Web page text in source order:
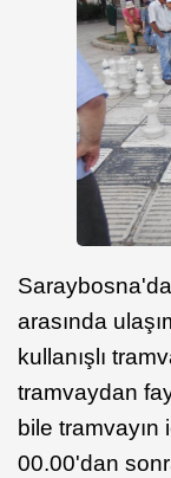
arasında
kullanışlı
tramvaydan
bile
00.00'dan